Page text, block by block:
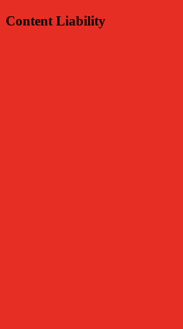
Content Liability